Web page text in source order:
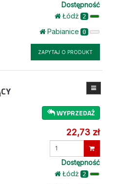
Dostępność
Łódż 2
Pabianice 0
ZAPYTAJ O PRODUKT
WYPRZEDAŻ
22,73 zł
Wprowadź
Dostępność
Łódż 2